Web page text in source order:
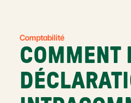
Comptabilité
COMMENT